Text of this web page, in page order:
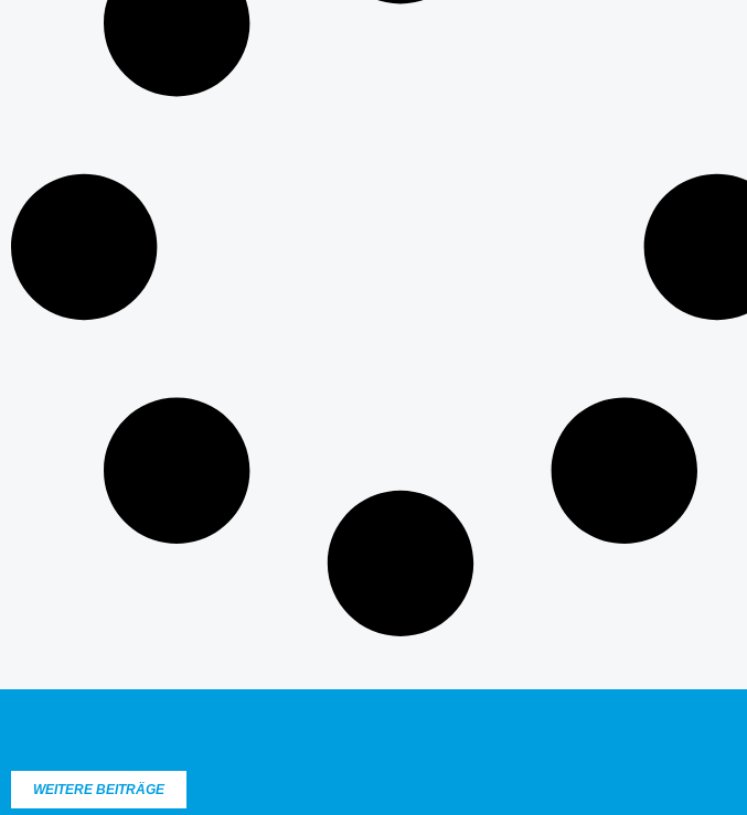
WEITERE BEITRÄGE